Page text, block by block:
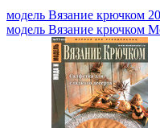
модель Вязание крючком
модель Вязание крючком